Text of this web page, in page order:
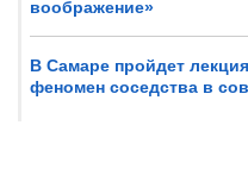
воображение»
В Самаре пройдет
феномен соседства в